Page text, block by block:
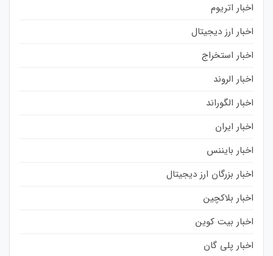
اخبار اتریوم
اخبار ارز دیجیتال
اخبار استخراج
اخبار الروند
اخبار الگوراند
اخبار ایران
اخبار بایننس
اخبار بزرگان ارز دیجیتال
اخبار بلاکچین
اخبار بیت کوین
اخبار پلی گان